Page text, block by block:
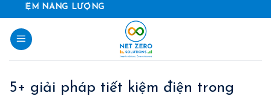
content
LƯỢNG
5+ giải pháp tiết kiệm điện trong